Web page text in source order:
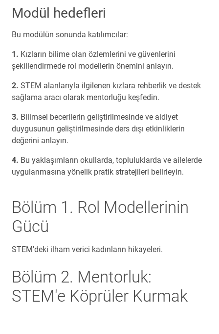
Modül hedefleri
Bu modülün sonunda katılımcılar:
Kızların bilime olan özlemlerini ve güvenlerini
şekillendirmede rol modellerin önemini anlayın.
STEM alanlarıyla ilgilenen kızlara rehberlik ve destek
sağlama aracı olarak mentorluğu keşfedin.
Bilimsel becerilerin geliştirilmesinde ve aidiyet
duygusunun geliştirilmesinde ders dışı etkinliklerin
değerini anlayın.
Bu yaklaşımların okullarda, topluluklarda ve ailelerde
uygulanmasına yönelik pratik stratejileri belirleyin.
Bölüm 1. Rol Modellerinin
Gücü
STEM'deki ilham verici kadınların hikayeleri.
Bölüm 2. Mentorluk:
STEM'e Köprüler Kurmak